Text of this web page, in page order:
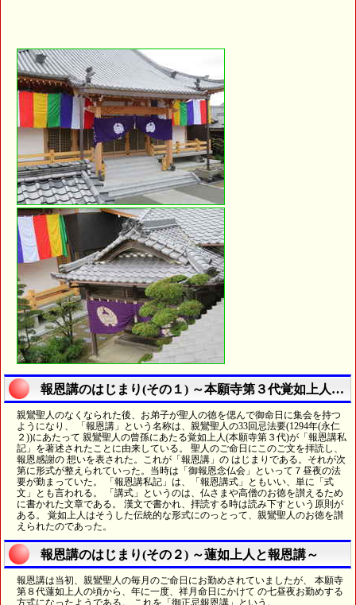
報恩講のはじまり(その１) ～本願寺第３代覚如上人に始まる～
親鸞聖人のなくなられた後、お弟子が聖人の徳を偲んで御命日に集会を持つ
ようになり、 「報恩講」という名称は、親鸞聖人の33回忌法要(1294年(永仁
２))にあたって 親鸞聖人の曾孫にあたる覚如上人(本願寺第３代)が「報恩講私
記」を著述されたことに由来している。 聖人のご命日にこのご文を拝読し、
報恩感謝の 想いを表された。これが「報恩講」の はじまりである。それが次
第に形式が整えられていった。当時は「御報恩念仏会」といって７昼夜の法
要が勤まっていた。 「報恩講私記」は、「報恩講式」ともいい、単に「式
文」とも言われる。 「講式」というのは、仏さまや高僧のお徳を讃えるため
に書かれた文章である。 漢文で書かれ、拝読する時は読み下すという原則が
ある。 覚如上人はそうした伝統的な形式にのっとって、親鸞聖人のお徳を讃
えられたのであった。
報恩講のはじまり(その２) ～蓮如上人と報恩講～
報恩講は当初、親鸞聖人の毎月のご命日にお勤めされていましたが、 本願寺
第８代蓮如上人の頃から、年に一度、祥月命日にかけて の七昼夜お勤めする
方式になったようである。 これを「御正忌報恩講」という。